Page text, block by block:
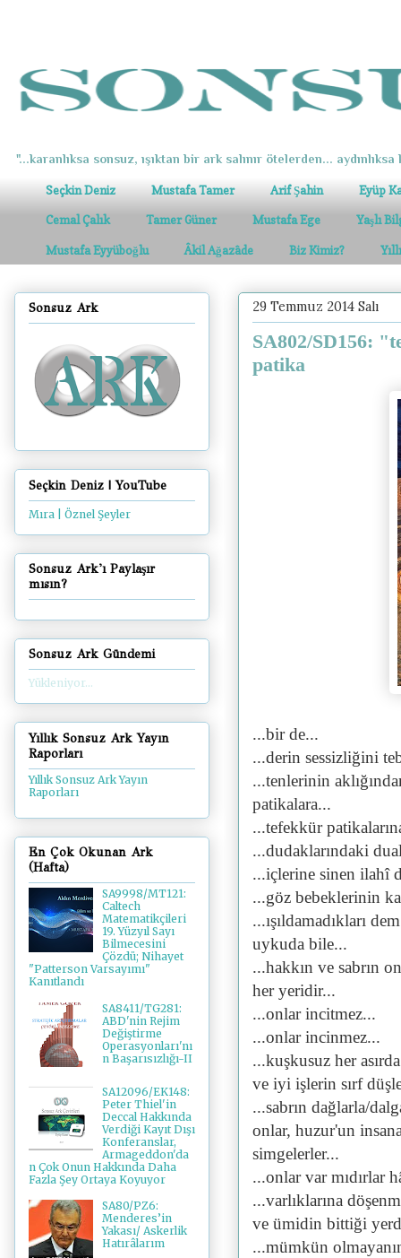
"...karanlıksa sonsuz, ışıktan bir ark salınır ötelerden... aydınlıksa
Seçkin Deniz Mustafa Tamer Arif Şahin Eyüp
Cemal Çalık Tamer Güner Mustafa Ege Yaşlı
Mustafa Eyyüboğlu Âkil Ağazâde Biz Kimiz?
29 Temmuz 2014 Salı
SA802/SD156:
patika
...bir de...
...derin sessizliğini
...tenlerinin
patikalara...
...tefekkür
...dudaklarındaki
...içlerine sinen ilahî
...göz bebeklerinin
...ışıldamadıkları
uykuda bile...
...hakkın ve sabrın
her yeridir...
...onlar incitmez...
...onlar incinmez...
...kuşkusuz her
ve iyi işlerin sırf
...sabrın dağlarla/
onlar, huzur'un
simgelerler...
...onlar var mıdırlar
...varlıklarına
ve ümidin bittiği
...mümkün
Sonsuz Ark
Seçkin Deniz | YouTube
Mıra | Öznel Şeyler
Sonsuz Ark'ı Paylaşır
mısın?
Sonsuz Ark Gündemi
Yükleniyor...
Yıllık Sonsuz Ark Yayın
Raporları
Yıllık Sonsuz Ark Yayın
Raporları
En Çok Okunan Ark
(Hafta)
SA9998/MT121:
Caltech
Matematikçileri
19. Yüzyıl Sayı
Bilmecesini
Çözdü; Nihayet
"Patterson Varsayımı"
Kanıtlandı
SA8411/TG281:
ABD'nin Rejim
Değiştirme
Operasyonları'nı
n Başarısızlığı-II
SA12096/EK148:
Peter Thiel'in
Deccal Hakkında
Verdiği Kayıt Dışı
Konferanslar,
Armageddon'da
n Çok Onun Hakkında Daha
Fazla Şey Ortaya Koyuyor
SA80/PZ6:
Menderes’in
Yakası/ Askerlik
Hatırâlarım